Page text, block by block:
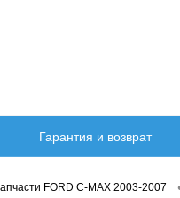
Гарантия и возврат
FORD C-MAX 2003-2007